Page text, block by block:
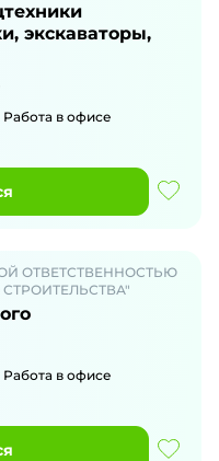
экскаваторы,
Работа в офисе
ОТВЕТСТВЕННОСТЬЮ
Работа в офисе